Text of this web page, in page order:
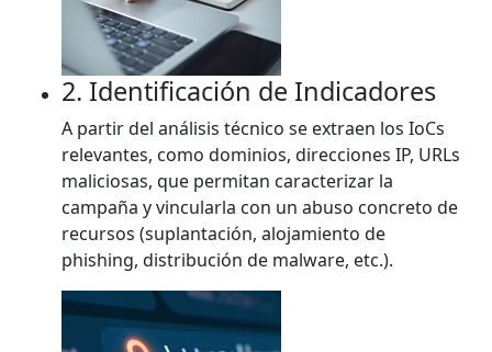
2. Identificación de Indicadores
A partir del análisis técnico se extraen los IoCs
relevantes, como dominios, direcciones IP, URLs
maliciosas, que permitan caracterizar la
campaña y vincularla con un abuso concreto de
recursos (suplantación, alojamiento de
phishing, distribución de malware, etc.).